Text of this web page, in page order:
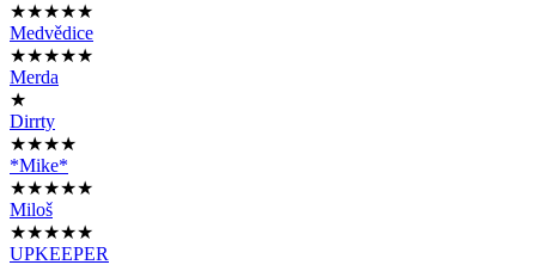
★★★★★
Medvědice
★★★★★
Merda
★
Dirrty
★★★★
*Mike*
★★★★★
Miloš
★★★★★
UPKEEPER